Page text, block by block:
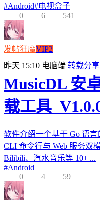
#Android#电视盒子
0
6 541
发帖狂魔VIP2
昨天 15:10 电脑端 转载分享
MusicDL 安
载工具
软件介绍一个基于 Go 语
CLI 命令行与 Web 服务双
Bilibili、汽水音乐等 10+ ...
#Android
0
4 59